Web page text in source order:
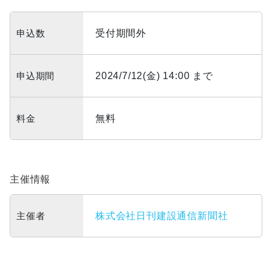
申込数 受付期間外
申込期間 2024/7/12(金) 14:00 まで
料金 無料
主催情報
主催者 株式会社日刊建設通信新聞社